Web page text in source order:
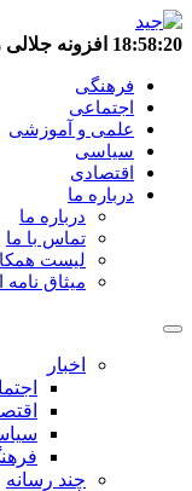
18:58:21 افزونه
فرهنگی
اجتماعی
علمی و آموزشی
سیاسی
اقتصادی
درباره ما
درباره ما
تماس با ما
لیست
میثاق
اخبار
چند رسانه